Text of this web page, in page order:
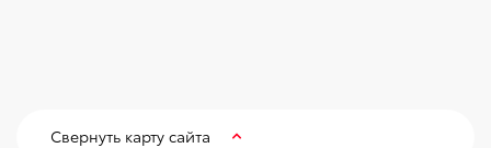
Свернуть карту сайта